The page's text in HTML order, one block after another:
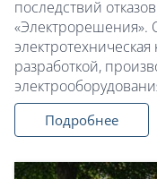
последствий
разработкой,
Подробнее